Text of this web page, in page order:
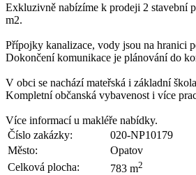
Exkluzivně nabízíme k prodeji 2 stavební
m2.
Přípojky kanalizace, vody jsou na hranici
Dokončení komunikace je plánování do
V obci se nachází mateřská i základní
Kompletní občanská vybavenost i více
Více informací u makléře nabídky.
Číslo zakázky:
020-NP10179
Město:
Opatov
Celková plocha:
783 m2